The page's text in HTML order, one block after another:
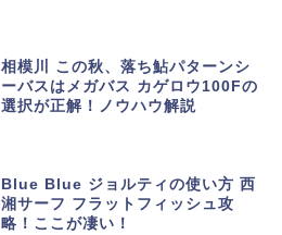
相模川 この秋、落ち鮎パターンシ
ーバスはメガバス カゲロウ100Fの
選択が正解！ノウハウ解説
Blue Blue ジョルティの使い方 西
湘サーフ フラットフィッシュ攻
略！ここが凄い！